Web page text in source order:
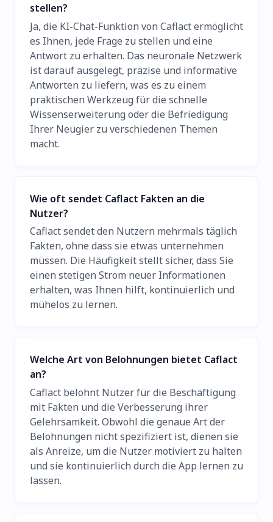
stellen?
Ja, die KI-Chat-Funktion von Caflact ermöglicht
es Ihnen, jede Frage zu stellen und eine
Antwort zu erhalten. Das neuronale Netzwerk
ist darauf ausgelegt, präzise und informative
Antworten zu liefern, was es zu einem
praktischen Werkzeug für die schnelle
Wissenserweiterung oder die Befriedigung
Ihrer Neugier zu verschiedenen Themen
macht.
Wie oft sendet Caflact Fakten an die
Nutzer?
Caflact sendet den Nutzern mehrmals täglich
Fakten, ohne dass sie etwas unternehmen
müssen. Die Häufigkeit stellt sicher, dass Sie
einen stetigen Strom neuer Informationen
erhalten, was Ihnen hilft, kontinuierlich und
mühelos zu lernen.
Welche Art von Belohnungen bietet Caflact
an?
Caflact belohnt Nutzer für die Beschäftigung
mit Fakten und die Verbesserung ihrer
Gelehrsamkeit. Obwohl die genaue Art der
Belohnungen nicht spezifiziert ist, dienen sie
als Anreize, um die Nutzer motiviert zu halten
und sie kontinuierlich durch die App lernen zu
lassen.